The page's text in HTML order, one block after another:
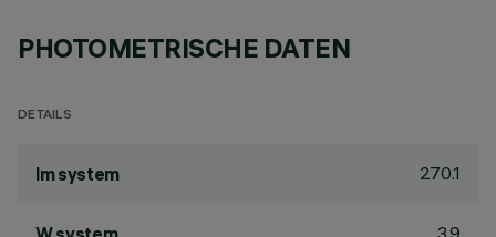
PHOTOMETRISCHE DATEN
DETAILS
lm system 270.1
3.9